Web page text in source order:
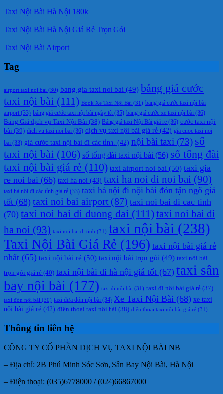
Taxi Nội Bài Hà Nội 180k
Taxi Nội Bài Hà Nội Giá Rẻ Trọn Gói
Taxi Nội Bài Airport
Tag
airport taxi noi bai (30) bang gia taxi noi bai (49) bảng giá cước
taxi nội bài (111) Book Xe Taxi Nội Bài (31) bảng giá cước taxi nội bài
airport (33) bảng giá cước taxi nội bài ngày tết (35) bảng giá cước xe taxi nội bài (36)
Bảng Giá dịch vụ Taxi Nội Bài (38) Bảng giá taxi Nội Bài giá rẻ (36) cước taxi nội
bài (39) dich vu taxi noi bai (36) dịch vụ taxi nội bài giá rẻ (42) gia cuoc taxi noi
bai (33) giá cước taxi nội bài đi các tỉnh. (42) nội bài taxi (73) số
taxi nội bài (106) số tổng đài taxi nội bài (56) số tổng đài
taxi nội bài giá rẻ (110) taxi airport noi bai (50) taxi gia
re noi bai (66) taxi ha noi (43) taxi ha noi di noi bai (90)
taxi hà nội đi các tỉnh giá rẻ (33) taxi hà nội đi nội bài đón tận ngõ giá
tốt (68) taxi noi bai airport (87) taxi noi bai di cac tinh
(70) taxi noi bai di duong dai (111)taxi noi bai di
ha noi (93) taxi noi bai di tinh (31) taxi nội bài (238)
Taxi Nội Bài Giá Rẻ (196) taxi nội bài giá rẻ
nhất (65) taxi nội bài rẻ (50) taxi nội bài trọn gói (49) taxi nội bài
trọn gói giá rẻ (40) taxi nội bài đi hà nội giá tốt (67) taxi sân
bay nội bài (177) taxi đi nội bài (31) taxi đi nội bài giá rẻ (37)
taxi đón nội bài (30) taxi đưa đón nội bài (34) Xe Taxi Nội Bài (68) xe taxi
nội bài giá rẻ (42) điện thoại taxi nội bài (38) điện thoại taxi nội bài giá rẻ (31)
Thông tin liên hệ
CÔNG TY CỔ PHẦN DỊCH VỤ TAXI NỘI BÀI NB
– Địa chỉ: 2B Phú Minh Sóc Sơn, Sân Bay Nội Bài, Hà Nội
– Điện thoại: (035)6778000 / (024)66867000